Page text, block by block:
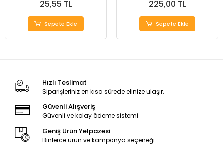
25,55 TL
Sepete Ekle
225,00 TL
Sepete Ekle
Hızlı Teslimat
Siparişleriniz en kısa sürede elinize ulaşır.
Güvenli Alışveriş
Güvenli ve kolay ödeme sistemi
Geniş Ürün Yelpazesi
Binlerce ürün ve kampanya seçeneği